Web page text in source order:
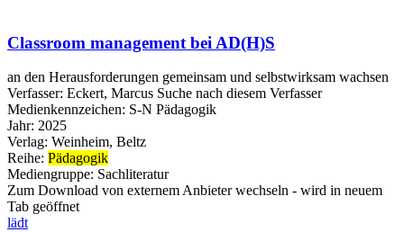
Classroom management bei AD(H)S
an den Herausforderungen gemeinsam und selbstwirksam wachsen
Verfasser: Eckert, Marcus Suche nach diesem Verfasser
Medienkennzeichen: S-N Pädagogik
Jahr: 2025
Verlag: Weinheim, Beltz
Reihe: Pädagogik
Mediengruppe: Sachliteratur
Zum Download von externem Anbieter wechseln - wird in neuem
Tab geöffnet
lädt